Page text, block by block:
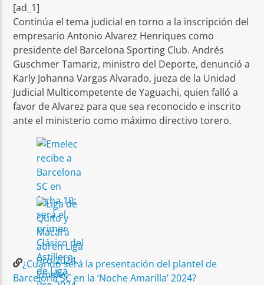
[ad_1]
Continúa el tema judicial en torno a la inscripción del
empresario Antonio Alvarez Henriques como
presidente del Barcelona Sporting Club. Andrés
Guschmer Tamariz, ministro del Deporte, denunció a
Karly Johanna Vargas Alvarado, jueza de la Unidad
Judicial Multicompetente de Yaguachi, quien falló a
favor de Alvarez para que sea reconocido e inscrito
ante el ministerio como máximo directivo torero.
¿Cuándo será la presentación del plantel de
Barcelona SC en la ‘Noche Amarilla’ 2024?